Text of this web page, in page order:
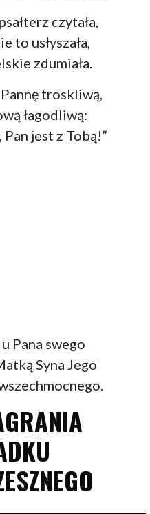
czytała,
to usłyszała,
zdumiała.
troskliwą,
łagodliwą:
Pan jest z Tobą!”
u Pana swego
Syna Jego